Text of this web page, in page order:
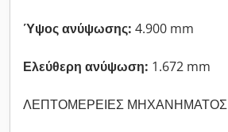
Ύψος ανύψωσης: 4.900 mm
Ελεύθερη ανύψωση: 1.672 mm
ΛΕΠΤΟΜΕΡΕΙΕΣ ΜΗΧΑΝΗΜΑΤΟΣ